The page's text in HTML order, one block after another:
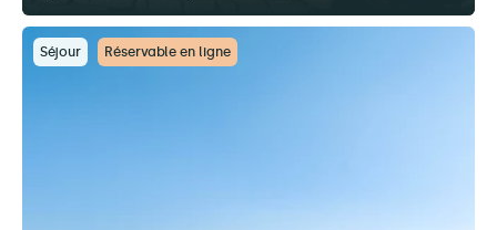
Séjour Réservable en ligne